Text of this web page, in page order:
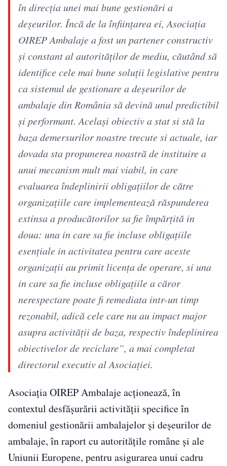
în direcția unei mai bune gestionări a
deșeurilor. Încă de la înființarea ei, Asociația
OIREP Ambalaje a fost un partener constructiv
și constant al autorităților de mediu, căutând să
identifice cele mai bune soluții legislative pentru
ca sistemul de gestionare a deșeurilor de
ambalaje din România să devină unul predictibil
și performant. Același obiectiv a stat si stă la
baza demersurilor noastre trecute si actuale, iar
dovada sta propunerea noastră de instituire a
unui mecanism mult mai viabil, in care
evaluarea îndeplinirii obligațiilor de către
organizațiile care implementează răspunderea
extinsa a producătorilor sa fie împărțită in
doua: una in care sa fie incluse obligațiile
esențiale in activitatea pentru care aceste
organizații au primit licența de operare, si una
in care sa fie incluse obligațiile a căror
nerespectare poate fi remediata intr-un timp
rezonabil, adică cele care nu au impact major
asupra activității de baza, respectiv îndeplinirea
obiectivelor de reciclare”, a mai completat
directorul executiv al Asociației.
Asociația OIREP Ambalaje acționează, în
contextul desfășurării activității specifice în
domeniul gestionării ambalajelor și deșeurilor de
ambalaje, în raport cu autoritățile române și ale
Uniunii Europene, pentru asigurarea unui cadru